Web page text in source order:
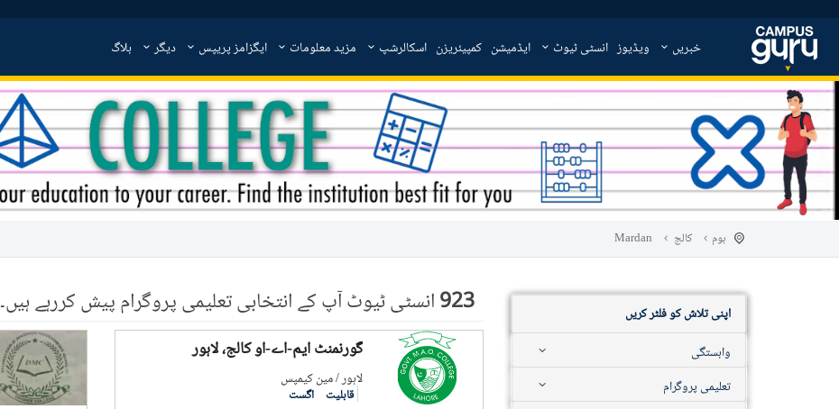
خبریں ویڈیوز انسٹی ٹیوٹ ایڈمیشن کمپیئریزن اسکالرشپ مزید معلومات ایگزامز پریپس دیگر بلاگ
ہوم کالج Mardan
اپنی تلاش کو فلٹر کریں
وابستگی
تعلیمی پروگرام
923انسٹی ٹیوٹ آپ کے انتخابی تعلیمی پروگرام پیش کررہے ہیں۔
گورنمنٹ ایم-اے-او کالج، لاہور
لاہور / مین کیمپس
قابلیت اگست